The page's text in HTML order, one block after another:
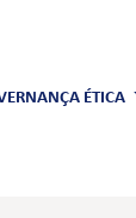
ÉTICA